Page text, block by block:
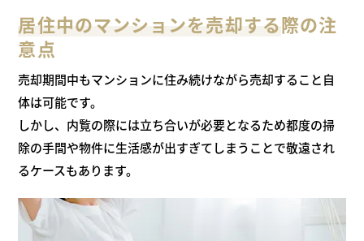
居住中のマンションを売却する際の注
意点
売却期間中もマンションに住み続けながら売却すること自
体は可能です。
しかし、内覧の際には立ち合いが必要となるため都度の掃
除の手間や物件に生活感が出すぎてしまうことで敬遠され
るケースもあります。